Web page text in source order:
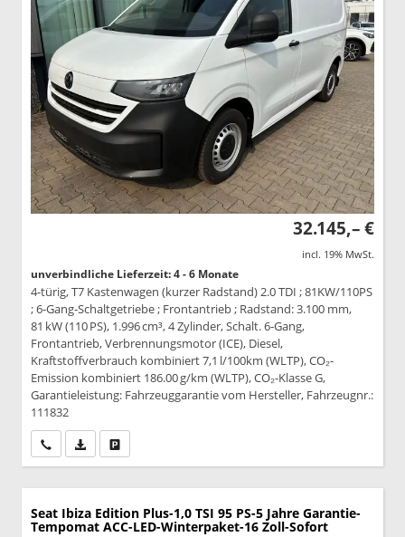
32.145,– €
incl. 19% MwSt.
unverbindliche Lieferzeit: 4 - 6 Monate
4-türig, T7 Kastenwagen (kurzer Radstand) 2.0 TDI ; 81KW/110PS
; 6-Gang-Schaltgetriebe ; Frontantrieb ; Radstand: 3.100 mm,
81 kW (110 PS), 1.996 cm³, 4 Zylinder, Schalt. 6-Gang,
Frontantrieb, Verbrennungsmotor (ICE), Diesel,
Kraftstoffverbrauch kombiniert 7,1 l/100km (WLTP), CO₂-
Emission kombiniert 186.00 g/km (WLTP), CO₂-Klasse G,
Garantieleistung: Fahrzeuggarantie vom Hersteller, Fahrzeugnr.:
111832
Wir rufen Sie anPDF-Datei, Fahrzeugexposé drucken
Seat Ibiza Edition Plus-1,0 TSI 95 PS-5 Jahre Garantie-
Tempomat ACC-LED-Winterpaket-16 Zoll-Sofort